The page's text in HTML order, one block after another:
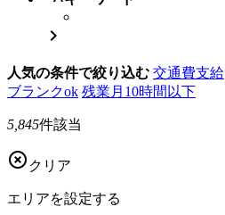

人気の条件で絞り込む 交通費支給
ブランクok 残業月10時間以下
5,845件該当
 クリア
エリアを設定する